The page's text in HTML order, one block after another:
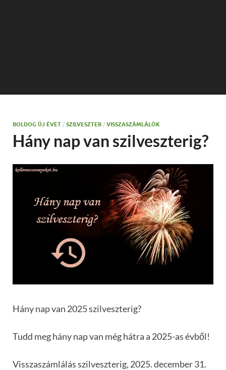
BOLDOG ÚJ ÉVET / SZILVESZTER / VISSZASZÁMLÁLÓK
Hány nap van szilveszterig?
Hány nap van 2025 szilveszterig?
Tudd meg hány nap van még hátra a 2025-as évből!
Visszaszámlálás szilveszterig, 2025. december 31.